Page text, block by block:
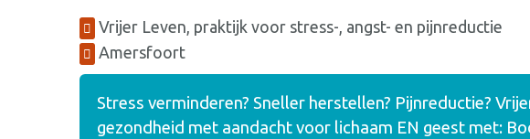
Vrijer Leven, praktijk voor stress-, angst- en pijnreductie
Amersfoort
Stress verminderen? Sneller herstellen? Pijnreductie?
gezondheid met aandacht voor lichaam EN geest met: